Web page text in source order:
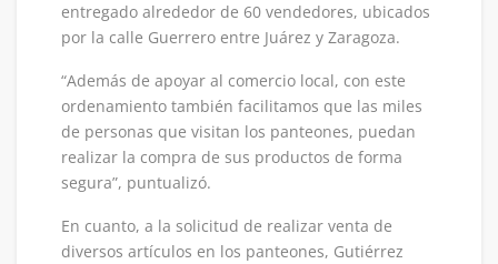
entregado alrededor de 60 vendedores, ubicados
por la calle Guerrero entre Juárez y Zaragoza.
“Además de apoyar al comercio local, con este
ordenamiento también facilitamos que las miles
de personas que visitan los panteones, puedan
realizar la compra de sus productos de forma
segura”, puntualizó.
En cuanto, a la solicitud de realizar venta de
diversos artículos en los panteones, Gutiérrez